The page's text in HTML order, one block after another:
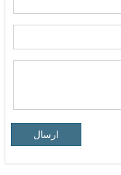
ارسال